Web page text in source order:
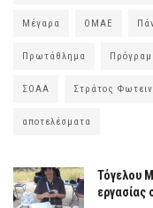
Μέγαρα ΟΜΑΕ
Πρωτάθλημα
ΣΟΑΑ Στράτος
αποτελέσματα
Τόγελου